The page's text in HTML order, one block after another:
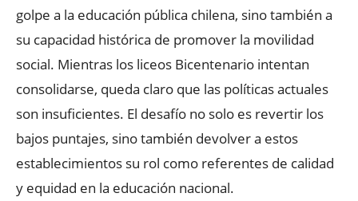
golpe a la educación pública chilena, sino también a
su capacidad histórica de promover la movilidad
social. Mientras los liceos Bicentenario intentan
consolidarse, queda claro que las políticas actuales
son insuficientes. El desafío no solo es revertir los
bajos puntajes, sino también devolver a estos
establecimientos su rol como referentes de calidad
y equidad en la educación nacional.